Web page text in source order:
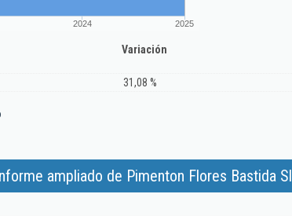
2024 2025
Variación
31,08 %
ampliado de Pimenton Flores Bastida Sl